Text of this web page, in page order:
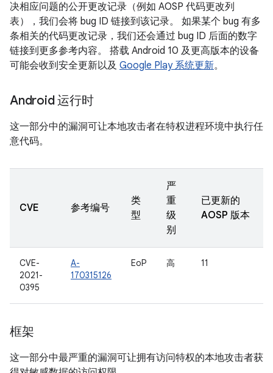
决相应问题的公开更改记录（例如 AOSP 代码更改列
表），我们会将 bug ID 链接到该记录。 如果某个 bug 有多
条相关的代码更改记录，我们还会通过 bug ID 后面的数字
链接到更多参考内容。 搭载 Android 10 及更高版本的设备
可能会收到安全更新以及 Google Play 系统更新。
Android 运行时
这一部分中的漏洞可让本地攻击者在特权进程环境中执行任
意代码。
CVE 参考编号
类
型
严
重
级
别
已更新的
AOSP 版本
CVE-
2021-
0395
A-
170315126
EoP 高 11
框架
这一部分中最严重的漏洞可让拥有访问特权的本地攻击者获